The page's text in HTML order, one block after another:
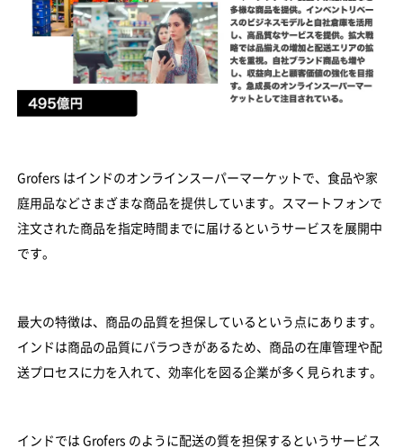
Grofers はインドのオンラインスーパーマーケットで、食品や家
庭用品などさまざまな商品を提供しています。スマートフォンで
注文された商品を指定時間までに届けるというサービスを展開中
です。
最大の特徴は、商品の品質を担保しているという点にあります。
インドは商品の品質にバラつきがあるため、商品の在庫管理や配
送プロセスに力を入れて、効率化を図る企業が多く見られます。
インドでは Grofers のように配送の質を担保するというサービス